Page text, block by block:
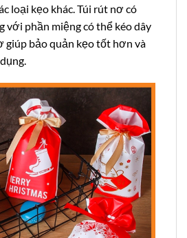
loại kẹo khác. Túi rút nơ có
với phần miệng có thể kéo dây
giúp bảo quản kẹo tốt hơn và